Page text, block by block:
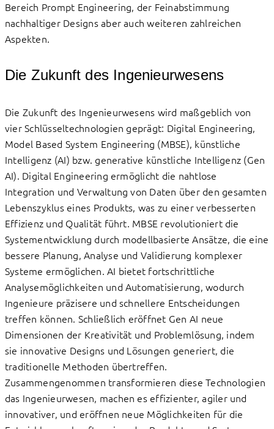
Bereich Prompt Engineering, der Feinabstimmung
nachhaltiger Designs aber auch weiteren zahlreichen
Aspekten.
Die Zukunft des Ingenieurwesens
Die Zukunft des Ingenieurwesens wird maßgeblich von
vier Schlüsseltechnologien geprägt: Digital Engineering,
Model Based System Engineering (MBSE), künstliche
Intelligenz (AI) bzw. generative künstliche Intelligenz (Gen
AI). Digital Engineering ermöglicht die nahtlose
Integration und Verwaltung von Daten über den gesamten
Lebenszyklus eines Produkts, was zu einer verbesserten
Effizienz und Qualität führt. MBSE revolutioniert die
Systementwicklung durch modellbasierte Ansätze, die eine
bessere Planung, Analyse und Validierung komplexer
Systeme ermöglichen. AI bietet fortschrittliche
Analysemöglichkeiten und Automatisierung, wodurch
Ingenieure präzisere und schnellere Entscheidungen
treffen können. Schließlich eröffnet Gen AI neue
Dimensionen der Kreativität und Problemlösung, indem
sie innovative Designs und Lösungen generiert, die
traditionelle Methoden übertreffen.
Zusammengenommen transformieren diese Technologien
das Ingenieurwesen, machen es effizienter, agiler und
innovativer, und eröffnen neue Möglichkeiten für die